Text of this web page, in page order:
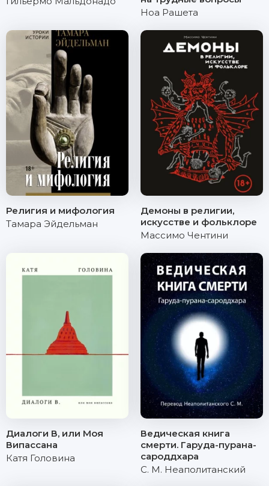
Ноа Рашета
Религия и мифология
Тамара Эйдельман
Демоны в религии,
искусстве и фольклоре
Массимо Чентини
Диалоги В, или Моя
Випассана
Катя Головина
Ведическая книга
смерти. Гаруда-пурана-
сароддхара
С. М. Неаполитанский